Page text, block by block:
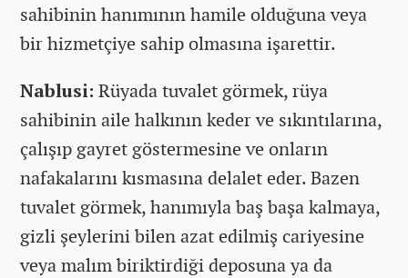
sahibinin hanımının hamile olduğuna veya
bir hizmetçiye sahip olmasına işarettir.
Nablusi: Rüyada tuvalet görmek, rüya
sahibinin aile halkının keder ve sıkıntılarına,
çalışıp gayret göstermesine ve onların
nafakalarını kısmasına delalet eder. Bazen
tuvalet görmek, hanımıyla baş başa kalmaya,
gizli şeylerini bilen azat edilmiş cariyesine
veya malım biriktirdiği deposuna ya da